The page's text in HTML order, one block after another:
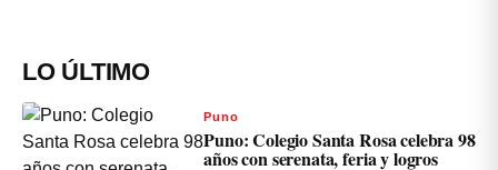
LO ÚLTIMO
Puno
Puno: Colegio Santa Rosa celebra 98
años con serenata, feria y logros